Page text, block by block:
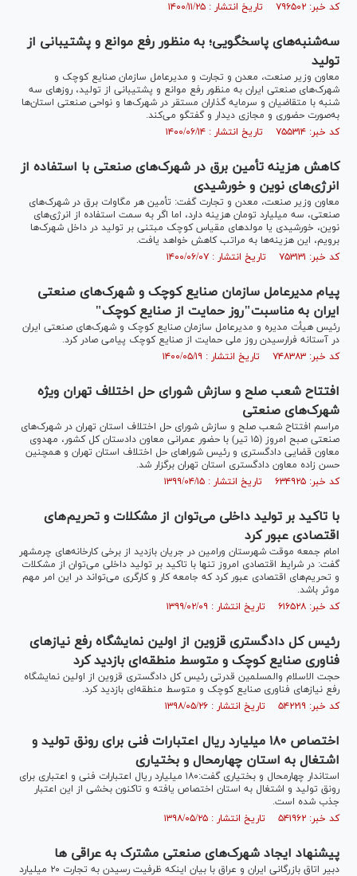
کد خبر: ۷۹۶۵۰۲ تاریخ انتشار : ۱۴۰۰/۱۱/۲۵
سه‌شنبه‌های پاسخگویی؛ به منظور رفع موانع و پشتیبانی از
تولید
معاون وزیر صنعت، معدن و تجارت و مدیرعامل سازمان صنایع کوچک و
شهرک‌های صنعتی ایران به منظور رفع موانع و پشتیبانی از تولید، روز‌های سه
شنبه با متقاضیان و سرمایه گذاران مستقر در شهرک‌ها و نواحی صنعتی استان‌ها
به‌صورت حضوری و مجازی دیدار و گفتگو می‌کند.
کد خبر: ۷۵۵۳۱۴ تاریخ انتشار : ۱۴۰۰/۰۶/۱۴
کاهش هزینه تأمین برق در شهرک‌های صنعتی با استفاده از
انرژی‌های نوین و خورشیدی
معاون وزیر صنعت، معدن و تجارت گفت: تأمین هر مگاوات برق در شهرک‌های
صنعتی، سه میلیارد تومان هزینه دارد، اما اگر به سمت استفاده از انرژی‌های
نوین، خورشیدی یا مولد‌های مقیاس کوچک مبتنی بر تولید در داخل شهرک‌ها
برویم، این هزینه‌ها به مراتب کاهش خواهد یافت.
کد خبر: ۷۵۳۱۳۱ تاریخ انتشار : ۱۴۰۰/۰۶/۰۷
پیام مدیرعامل سازمان صنایع کوچک و شهرک‌های صنعتی
ایران به مناسبت"روز حمایت از صنایع کوچک"
رئیس هیأت مدیره و مدیرعامل سازمان صنایع کوچک و شهرک‌های صنعتی ایران
در آستانه فرارسیدن روز ملی حمایت از صنایع کوچک پیامی صادر کرد.
کد خبر: ۷۴۸۳۸۳ تاریخ انتشار : ۱۴۰۰/۰۵/۱۹
افتتاح شعب صلح و سازش شورای حل اختلاف تهران ویژه
شهرک‌های صنعتی
مراسم افتتاح شعب صلح و سازش شورای حل اختلاف استان تهران در شهرک‌های
صنعتی صبح امروز (۱۵ تیر) با حضور عمرانی معاون دادستان کل کشور، مهدوی
معاون قضایی دادگستری و رئیس شورا‌های حل اختلاف استان تهران و همچنین
حسن زاده معاون دادگستری استان تهران برگزار شد.
کد خبر: ۶۳۴۹۲۵ تاریخ انتشار : ۱۳۹۹/۰۴/۱۵
با تاکید بر تولید داخلی می‌توان از مشکلات و تحریم‌های
اقتصادی عبور کرد
امام جمعه موقت شهرستان ورامین در جریان بازدید از برخی کارخانه‌های چرمشهر
گفت: در شرایط اقتصادی امروز تنها با تاکید بر تولید داخلی می‌توان از مشکلات
و تحریم‌های اقتصادی عبور کرد که جامعه کار و کارگری می‌تواند در این امر مهم
موثر باشد.
کد خبر: ۶۱۶۵۲۸ تاریخ انتشار : ۱۳۹۹/۰۲/۰۹
رئیس کل دادگستری قزوین از اولین نمایشگاه رفع نیاز‌های
فناوری صنایع کوچک و متوسط منطقه‌ای بازدید کرد
حجت الاسلام والمسلمین قدرتی رئیس کل دادگستری قزوین از اولین نمایشگاه
رفع نیاز‌های فناوری صنایع کوچک و متوسط منطقه‌ای بازدید کرد.
کد خبر: ۵۴۲۲۱۹ تاریخ انتشار : ۱۳۹۸/۰۵/۲۶
اختصاص ۱۸۰ میلیارد ریال اعتبارات فنی برای رونق تولید و
اشتغال به استان چهارمحال و بختیاری
استاندار چهارمحال و بختیاری گفت:۱۸۰ میلیارد ریال اعتبارات فنی و اعتباری برای
رونق تولید و اشتغال به استان اختصاص یافته و تاکنون بخشی از این اعتبار
جذب شده است.
کد خبر: ۵۴۱۹۶۲ تاریخ انتشار : ۱۳۹۸/۰۵/۲۵
پیشنهاد ایجاد شهرک‌های صنعتی مشترک به عراقی ها
دبیر اتاق بازرگانی ایران و عراق با بیان اینکه ظرفیت رسیدن به تجارت ۲۰ میلیارد